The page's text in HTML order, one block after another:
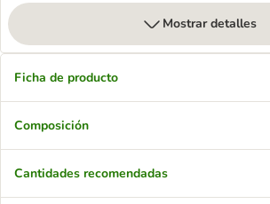
Mostrar detalles
Ficha de producto
Composición
Cantidades recomendadas